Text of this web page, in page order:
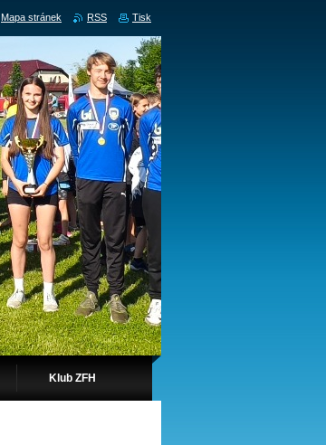
Klub ZFH
Mapa stránek RSS Tisk